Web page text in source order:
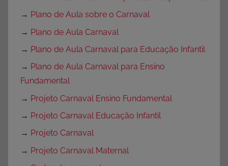
→ Plano de Aula sobre o Carnaval
→ Plano de Aula Carnaval
→ Plano de Aula Carnaval para Educação Infantil
→ Plano de Aula Carnaval para Ensino
Fundamental
→ Projeto Carnaval Ensino Fundamental
→ Projeto Carnaval Educação Infantil
→ Projeto Carnaval
→ Projeto Carnaval Maternal